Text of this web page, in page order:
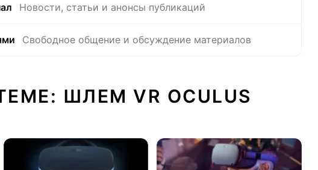
Новости, статьи и анонсы публикаций
Свободное общение и обсуждение материалов
ШЛЕМ VR OCULUS